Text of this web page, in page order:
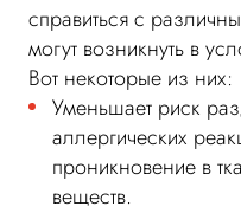
справиться с
могут возникнуть в
Вот некоторые из них:
Уменьшает риск
аллергических
проникновение в
веществ.